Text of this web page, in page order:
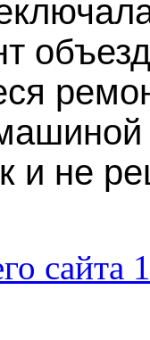
и не
сайта